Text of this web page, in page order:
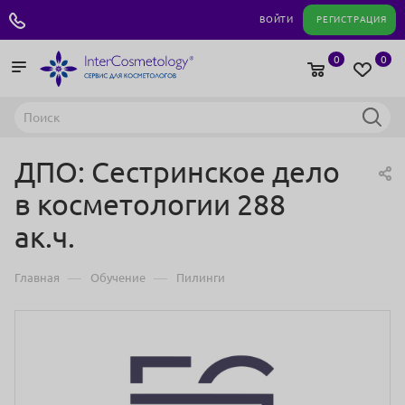
ВОЙТИ РЕГИСТРАЦИЯ
0
0
ДПО: Сестринское дело
в косметологии 288
ак.ч.
Главная — Обучение — Пилинги